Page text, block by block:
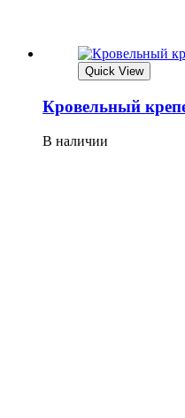
Quick View
Кровельный
В наличии